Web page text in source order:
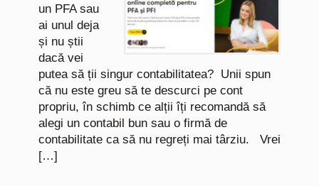
un PFA sau
ai unul deja
și nu știi
dacă vei
putea să ții singur contabilitatea? Unii spun
că nu este greu să te descurci pe cont
propriu, în schimb ce alții îți recomandă să
alegi un contabil bun sau o firmă de
contabilitate ca să nu regreți mai târziu. Vrei
[…]